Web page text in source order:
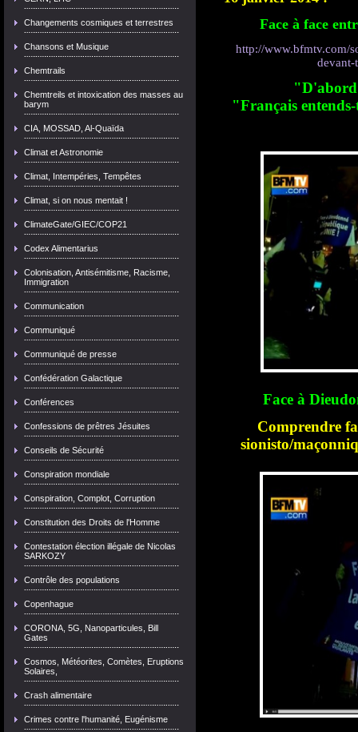
Changements cosmiques et terrestres
Chansons et Musique
Chemtrails
Chemtreils et intoxication des masses au
barym
CIA, MOSSAD, Al-Quaïda
Climat et Astronomie
Climat, Intempéries, Tempêtes
Climat, si on nous mentait !
ClimateGate/GIEC/COP21
Codex Alimentarius
Colonisation, Antisémitisme, Racisme,
Immigration
Communication
Communiqué
Communiqué de presse
Confédération Galactique
Conférences
Confessions de prêtres Jésuites
Conseils de Sécurité
Conspiration mondiale
Conspiration, Complot, Corruption
Constitution des Droits de l'Homme
Contestation élection illégale de Nicolas
SARKOZY
Contrôle des populations
Copenhague
CORONA, 5G, Nanoparticules, Bill
Gates
Cosmos, Météorites, Comètes, Eruptions
Solaires,
Crash alimentaire
Crimes contre l'humanité, Eugénisme
Face à face
http://www.bfmtv.com/
devant-
"D'abord
"Français
Face à
Comprendre
sionisto/